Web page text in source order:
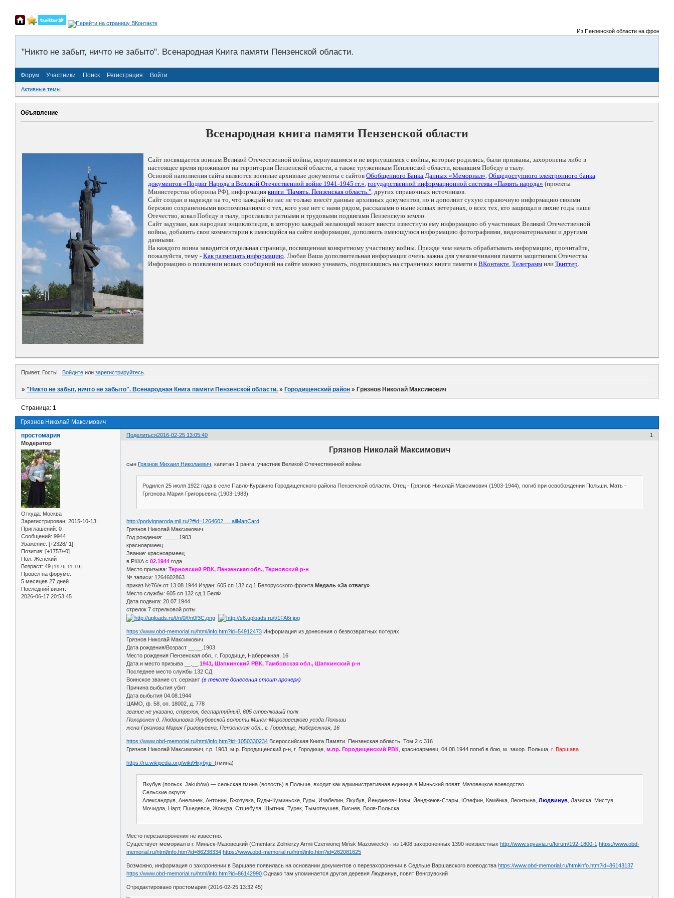
Из Пензенской области на фронты
"Никто не забыт, ничто не забыто". Всенародная Книга памяти Пензенской области.
Форум Участники Поиск Регистрация Войти
Активные темы
Объявление
Всенародная книга памяти Пензенской области
Сайт посвящается воинам Великой Отечественной войны, вернувшимся и не вернувшимся с войны, которые родились, были призваны, захоронены либо в
настоящее время проживают на территории Пензенской области, а также труженикам Пензенской области, ковавшим Победу в тылу.
Основой наполнения сайта являются военные архивные документы с сайтов Обобщенного Банка Данных «Мемориал», Общедоступного электронного банка
документов «Подвиг Народа в Великой Отечественной войне 1941-1945 гг.», государственной информационной системы «Память народа» (проекты
Министерства обороны РФ), информация книги "Память. Пензенская область.", других справочных источников.
Сайт создан в надежде на то, что каждый из нас не только внесёт данные архивных документов, но и дополнит сухую справочную информацию своими
бережно сохраненными воспоминаниями о тех, кого уже нет с нами рядом, рассказами о ныне живых ветеранах, о всех тех, кто защищал в лихие годы наше
Отечество, ковал Победу в тылу, прославлял ратными и трудовыми подвигами Пензенскую землю.
Сайт задуман, как народная энциклопедия, в которую каждый желающий может внести известную ему информацию об участниках Великой Отечественной
войны, добавить свои комментарии к имеющейся на сайте информации, дополнить имеющуюся информацию фотографиями, видеоматериалами и другими
данными.
На каждого воина заводится отдельная страница, посвященная конкретному участнику войны. Прежде чем начать обрабатывать информацию, прочитайте,
пожалуйста, тему - Как размещать информацию. Любая Ваша дополнительная информация очень важна для увековечивания памяти защитников Отечества.
Информацию о появлении новых сообщений на сайте можно узнавать, подписавшись на страничках книги памяти в ВКонтакте, Телеграмм или Твиттер.
Привет, Гость! Войдитеили зарегистрируйтесь.
»"Никто не забыт, ничто не забыто". Всенародная Книга памяти Пензенской области. » Городищенский район » Грязнов Николай Максимович
Грязнов Николай Максимович
Страница:1
Поделиться 1
2016-02-25 13:05:40
простомария
Модератор
Откуда: Москва
Зарегистрирован: 2015-10-13
Приглашений: 0
Сообщений: 9944
Уважение: [+2328/-1]
Позитив: [+1757/-0]
Пол: Женский
Возраст: 49 [1976-11-19]
Провел на форуме:
5 месяцев 27 дней
Последний визит:
2026-06-17 20:53:45
Грязнов Николай Максимович
сын Грязнов Михаил Николаевич , капитан 1 ранга, участник Великой Отечественной войны
Родился 25 июля 1922 года в селе Павло-Куракино Городищенского района Пензенской области. Отец - Грязнов Николай Максимович (1903-1944), погиб при освобождении Польши. Мать -
Грязнова Мария Григорьевна (1903-1983).
http://podvignaroda.mil.ru/?#id=1264602 … ailManCard
Грязнов Николай Максимович
Год рождения: __.__.1903
красноармеец
Звание: красноармеец
в РККА с02.1944года
Место призыва:Терновский РВК, Пензенская обл., Терновский р-н
№ записи: 1264602863
приказ №76/н от 13.08.1944 Издан: 605 сп 132 сд 1 Белорусского фронтаМедаль «За отвагу»
Место службы: 605 сп 132 сд 1 БелФ
Дата подвига: 20.07.1944
стрелок 7 стрелковой роты
https://www.obd-memorial.ru/html/info.htm?id=54912473 Информация из донесения о безвозвратных потерях
Грязнов Николай Максимович
Дата рождения/Возраст __.__.1903
Место рождения Пензенская обл., г. Городище, Набережная, 16
Дата и место призыва __.__.1941, Шапкинский РВК, Тамбовская обл., Шапкинский р-н
Последнее место службы 132 СД
Воинское звание ст. сержант(в тексте донесения стоит прочерк)
Причина выбытия убит
Дата выбытия 04.08.1944
ЦАМО, ф. 58, оп. 18002, д. 778
звание не указано, стрелок, беспартийный, 605 стрелковый полк
Похоронен д. Людвиновка Якубовской волости Минск-Морозовецкого уезда Польши
жена Грязнова Мария Григорьевна, Пензенская обл., г. Городище, Набережная, 16
https://www.obd-memorial.ru/html/info.htm?id=1050330234 Всероссийская Книга Памяти. Пензенская область. Том 2 с.316
Грязнов Николай Максимович, г.р. 1903, м.р. Городищенский р-н, г. Городище,м.пр. Городищенский РВК , красноармеец, 04.08.1944 погиб в бою, м. захор. Польша,г. Варшава
https://ru.wikipedia.org/wiki/Якубув_(гмина)
Якубув (польск. Jakubów) — сельская гмина (волость) в Польше, входит как административная единица в Миньский повят, Мазовецкое воеводство.
Сельские округа:
Александрув, Анелинек, Антонин, Бжозувка, Буды-Куминьске, Гуры, Изабелин, Якубув, Йенджеюв-Новы, Йенджеюв-Стары, Юзефин, Камёнка, Леонтына, Людвинув, Лазиска, Мистув,
Мочидла, Нарт, Пшедевсе, Жондза, Стшебуля, Щытник, Турек, Тымотеушев, Виснев, Воля-Польска
Место перезахоронения не известно.
Существует мемориал в г. Миньск-Мазовецкий (Cmentarz Zolnierzy Armii Czerwonej Mińsk Mazowiecki) - из 1408 захороненных 1390 неизвестныхhttp://www.sgvavia.ru/forum/192-1800-1 https://www.obd-
memorial.ru/html/info.htm?id=86238334 https://www.obd-memorial.ru/html/info.htm?id=262081625
Возможно, информация о захоронении в Варшаве появилась на основании документов о перезахоронении в Седльце Варшавского воеводстваhttps://www.obd-memorial.ru/html/info.htm?id=86143137
https://www.obd-memorial.ru/html/info.htm?id=86142990 Однако там упоминается другая деревня Людвинув, повят Венгрувский
Отредактировано простомария (2016-02-25 13:32:45)